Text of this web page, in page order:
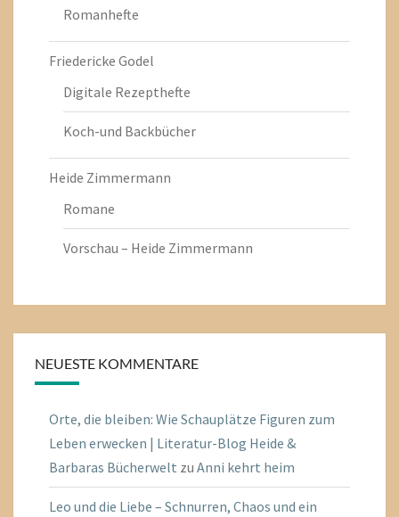
Romanhefte
Friedericke Godel
Digitale Rezepthefte
Koch-und Backbücher
Heide Zimmermann
Romane
Vorschau – Heide Zimmermann
NEUESTE KOMMENTARE
Orte, die bleiben: Wie Schauplätze Figuren zum
Leben erwecken | Literatur-Blog Heide &
Barbaras Bücherwelt zu Anni kehrt heim
Leo und die Liebe – Schnurren, Chaos und ein